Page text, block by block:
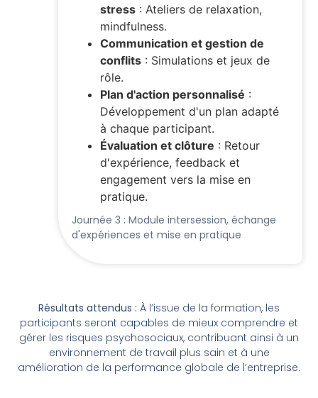
stress : Ateliers de relaxation,
mindfulness.
Communication et gestion de
conflits : Simulations et jeux de
rôle.
Plan d'action personnalisé :
Développement d'un plan adapté
à chaque participant.
Évaluation et clôture : Retour
d'expérience, feedback et
engagement vers la mise en
pratique.
Journée 3 : Module intersession, échange
d'expériences et mise en pratique
Résultats attendus : À l’issue de la formation, les
participants seront capables de mieux comprendre et
gérer les risques psychosociaux, contribuant ainsi à un
environnement de travail plus sain et à une
amélioration de la performance globale de l’entreprise.